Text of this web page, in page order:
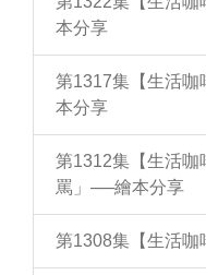
本分享
第1317集【生活
本分享
第1312集【生活咖
罵」──繪本分享
第1308集【生活